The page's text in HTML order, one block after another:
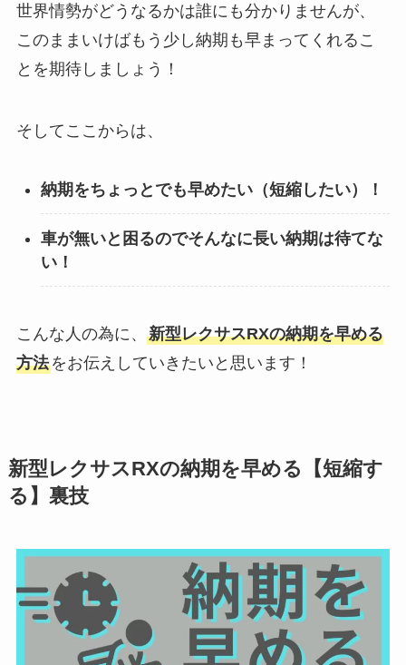
世界情勢がどうなるかは誰にも分かりませんが、
このままいけばもう少し納期も早まってくれるこ
とを期待しましょう！
そしてここからは、
納期をちょっとでも早めたい（短縮したい）！
車が無いと困るのでそんなに長い納期は待てな
い！
こんな人の為に、 新型レクサスRXの納期を早める
方法をお伝えしていきたいと思います！
新型レクサスRXの納期を早める【短縮す
る】裏技